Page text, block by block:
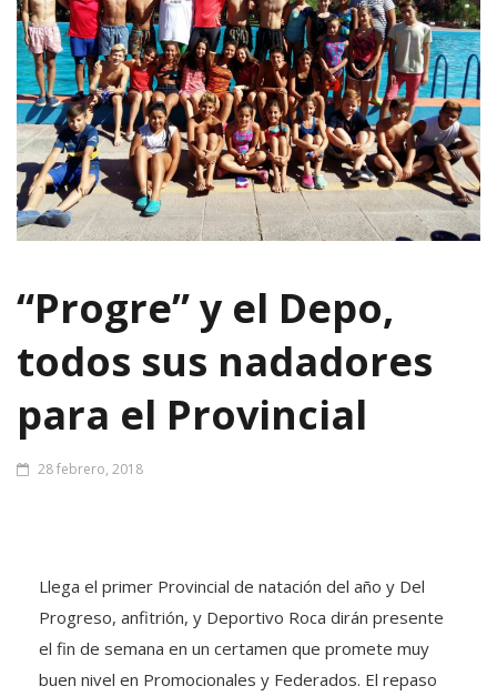
“Progre” y el Depo,
todos sus nadadores
para el Provincial
28 febrero, 2018
Llega el primer Provincial de natación del año y Del
Progreso, anfitrión, y Deportivo Roca dirán presente
el fin de semana en un certamen que promete muy
buen nivel en Promocionales y Federados. El repaso